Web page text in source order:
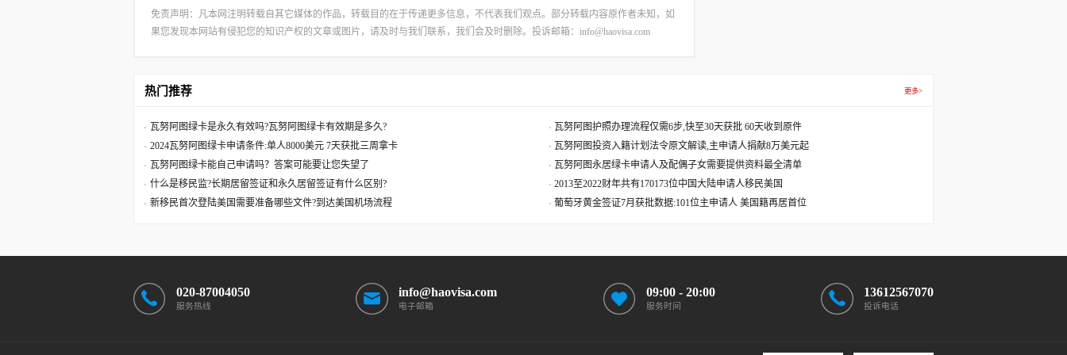
免责声明：凡本网注明转载自其它媒体的作品，转载目的在于传递更多信息，不代表我们观点。部分转载内容原作者未知，如
果您发现本网站有侵犯您的知识产权的文章或图片，请及时与我们联系，我们会及时删除。投诉邮箱：info@haovisa.com
热门推荐 更多>
瓦努阿图绿卡是永久有效吗?瓦努阿图绿卡有效期是多久?
瓦努阿图护照办理流程仅需6步,快至30天获批 60天收到原件
2024瓦努阿图绿卡申请条件:单人8000美元 7天获批三周拿卡
瓦努阿图投资入籍计划法令原文解读,主申请人捐献8万美元起
瓦努阿图绿卡能自己申请吗？答案可能要让您失望了
瓦努阿图永居绿卡申请人及配偶子女需要提供资料最全清单
什么是移民监?长期居留签证和永久居留签证有什么区别?
2013至2022财年共有170173位中国大陆申请人移民美国
新移民首次登陆美国需要准备哪些文件?到达美国机场流程
葡萄牙黄金签证7月获批数据:101位主申请人 美国籍再居首位
020-87004050
服务热线
info@haovisa.com
电子邮箱
09:00 - 20:00
服务时间
13612567070
投诉电话